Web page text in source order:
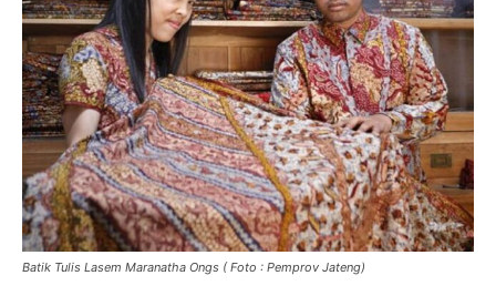
Batik Tulis Lasem Maranatha Ongs ( Foto : Pemprov Jateng)